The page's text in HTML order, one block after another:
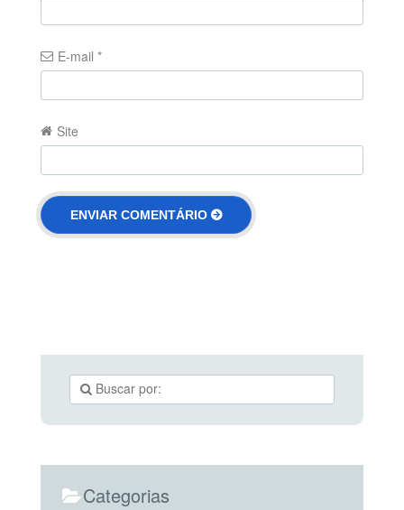
E-mail *
Site
Categorias